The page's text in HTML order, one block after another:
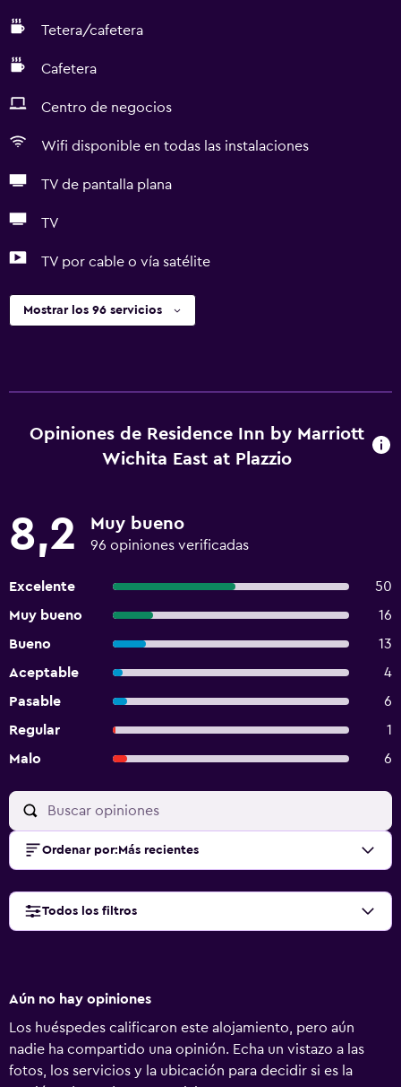
Tetera/cafetera
Cafetera
Centro de negocios
Wifi disponible en todas las instalaciones
TV de pantalla plana
TV
TV por cable o vía satélite
Mostrar los 96 servicios
Opiniones de Residence Inn by Marriott
Wichita East at Plazzio
8,2 Muy bueno
96 opiniones verificadas
Excelente
50
Muy bueno
16
Bueno
13
Aceptable
4
Pasable
6
Regular
1
Malo
6
Ordenar por: Más recientes
Todos los filtros
Aún no hay opiniones
Los huéspedes calificaron este alojamiento, pero aún
nadie ha compartido una opinión. Echa un vistazo a las
fotos, los servicios y la ubicación para decidir si es la